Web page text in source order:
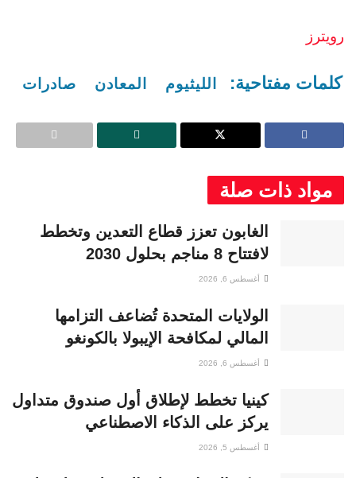
رويترز
كلمات مفتاحية: الليثيوم المعادن صادرات
مواد ذات صلة
الغابون تعزز قطاع التعدين وتخطط
لافتتاح 8 مناجم بحلول 2030
أغسطس 6, 2026
الولايات المتحدة تُضاعف التزامها
المالي لمكافحة الإيبولا بالكونغو
أغسطس 6, 2026
كينيا تخطط لإطلاق أول صندوق متداول
يركز على الذكاء الاصطناعي
أغسطس 5, 2026